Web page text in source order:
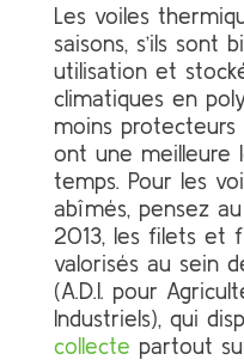
Les voiles
saisons, s’ils sont
utilisation et
climatiques en
moins
ont une meilleure
temps. Pour les
abîmés, pensez
2013, les filets et
valorisés au sein
(A.D.I. pour
Industriels), qui
collecte partout